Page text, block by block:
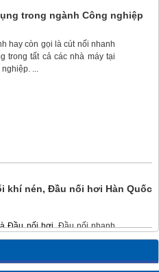
trong ngành Công nghiệp
hay còn gọi là cút nối nhanh
trong tất cả các nhà máy tại
...
khí nén, Đầu nối hơi Hàn Quốc
Đầu nối hơi,Đầu nối nhanh
...